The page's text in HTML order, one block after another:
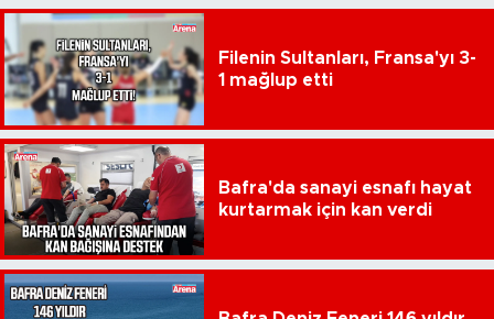
Filenin Sultanları, Fransa'yı 3-
1 mağlup etti
Bafra'da sanayi esnafı hayat
kurtarmak için kan verdi